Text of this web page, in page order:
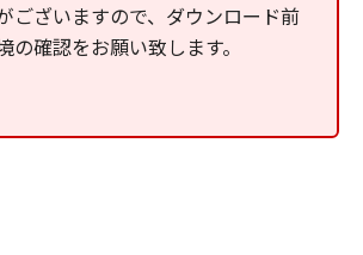
ございますので、ダウンロード前
の確認をお願い致します。